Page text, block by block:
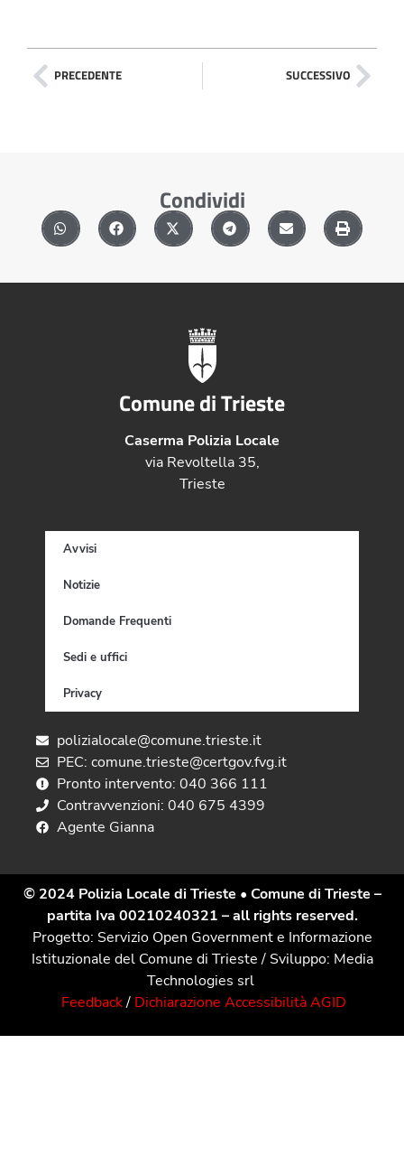
PRECEDENTE SUCCESSIVO
Condividi
Comune di Trieste
Caserma Polizia Locale
via Revoltella 35,
Trieste
Avvisi
Notizie
Domande Frequenti
Sedi e uffici
Privacy
polizialocale@comune.trieste.it
PEC: comune.trieste@certgov.fvg.it
Pronto intervento: 040 366 111
Contravvenzioni: 040 675 4399
Agente Gianna
© 2024 Polizia Locale di Trieste • Comune di Trieste –
partita Iva 00210240321 – all rights reserved.
Progetto: Servizio Open Government e Informazione
Istituzionale del Comune di Trieste / Sviluppo: Media
Technologies srl
Feedback/ Dichiarazione Accessibilità AGID